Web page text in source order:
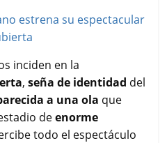
inciden en la
,seña de identidad del
a una ola que
deenorme
todo el espectáculo